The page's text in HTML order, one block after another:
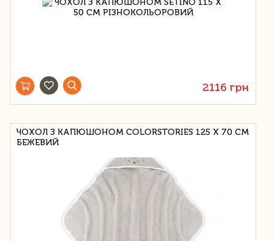
2116 грн
ЧОХОЛ З КАПЮШОНОМ COLORSTORIES 125 Х 70 СМ
БЕЖЕВИЙ